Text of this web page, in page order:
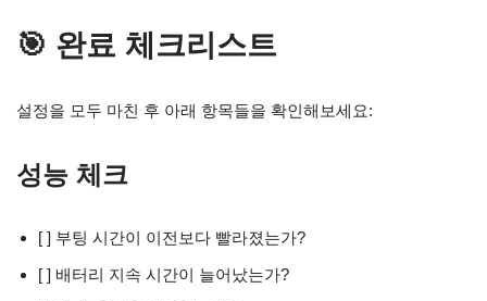
🎯 완료 체크리스트
설정을 모두 마친 후 아래 항목들을 확인해보세요:
성능 체크
[ ] 부팅 시간이 이전보다 빨라졌는가?
[ ] 배터리 지속 시간이 늘어났는가?